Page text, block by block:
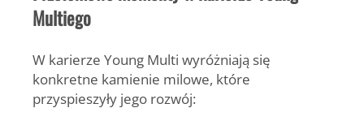
Multiego
W karierze Young Multi wyróżniają się
konkretne kamienie milowe, które
przyspieszyły jego rozwój: